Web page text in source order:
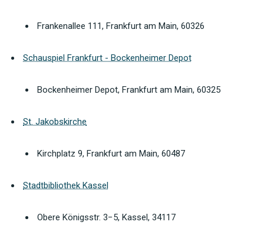
Frankenallee 111, Frankfurt am Main, 60326
Schauspiel Frankfurt - Bockenheimer Depot
Bockenheimer Depot, Frankfurt am Main, 60325
St. Jakobskirche
Kirchplatz 9, Frankfurt am Main, 60487
Stadtbibliothek Kassel
Obere Königsstr. 3−5, Kassel, 34117